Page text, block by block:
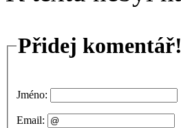
Přidej komentář!
Jméno:
Email: